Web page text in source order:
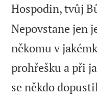
Hospodin, tvůj
Nepovstane jen
někomu v
prohřešku a při
se někdo